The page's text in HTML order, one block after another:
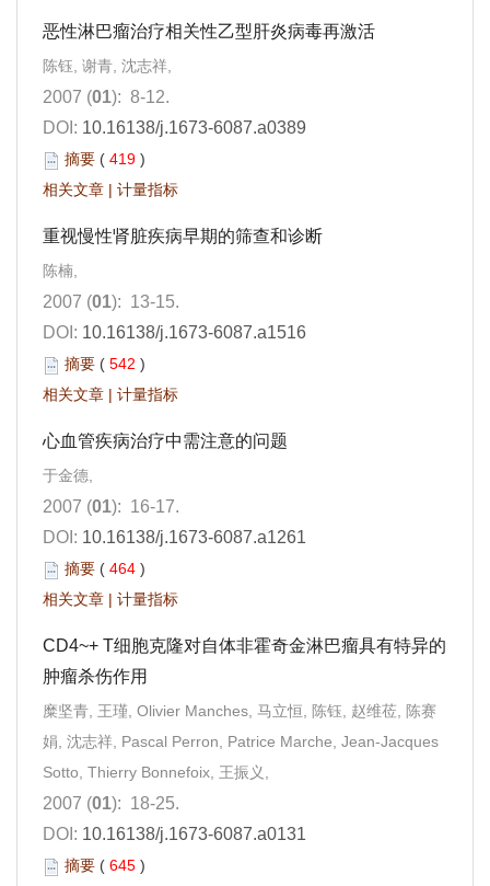
恶性淋巴瘤治疗相关性乙型肝炎病毒再激活
陈钰, 谢青, 沈志祥,
2007 (01): 8-12.
DOI: 10.16138/j.1673-6087.a0389
摘要 ( 419 )
相关文章 | 计量指标
重视慢性肾脏疾病早期的筛查和诊断
陈楠,
2007 (01): 13-15.
DOI: 10.16138/j.1673-6087.a1516
摘要 ( 542 )
相关文章 | 计量指标
心血管疾病治疗中需注意的问题
于金德,
2007 (01): 16-17.
DOI: 10.16138/j.1673-6087.a1261
摘要 ( 464 )
相关文章 | 计量指标
CD4~+ T细胞克隆对自体非霍奇金淋巴瘤具有特异的
肿瘤杀伤作用
糜坚青, 王瑾, Olivier Manches, 马立恒, 陈钰, 赵维莅, 陈赛
娟, 沈志祥, Pascal Perron, Patrice Marche, Jean-Jacques
Sotto, Thierry Bonnefoix, 王振义,
2007 (01): 18-25.
DOI: 10.16138/j.1673-6087.a0131
摘要 ( 645 )